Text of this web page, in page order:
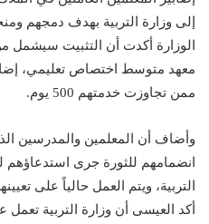
إلى وزارة التربية بهدف دمجهم
الوزارة أكدت أن التثبيت سيشمل
معهد متوسط اختصاص تعليمي،
ممن تجاوزت خدمتهم 500 يوم.
وأضاف أن المعلمين والمدرسين
انضمامهم للثورة جرى
التربية، ويتم العمل حالياً على
أكد العيسى أن وزارة التربية